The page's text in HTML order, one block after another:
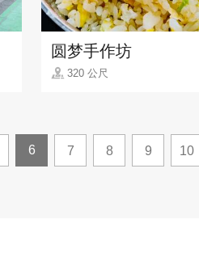
圆梦手作坊
320 公尺
6 7 8 9 10